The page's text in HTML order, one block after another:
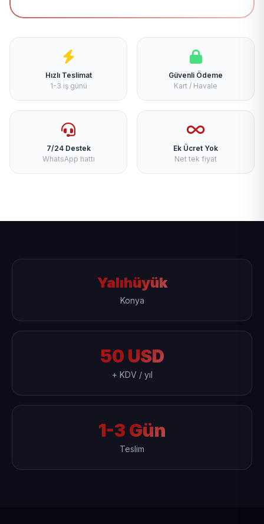
Hızlı Teslimat
1-3 iş günü
Güvenli Ödeme
Kart / Havale
7/24 Destek
WhatsApp hattı
Ek Ücret Yok
Net tek fiyat
Yalıhüyük
Konya
50 USD
+ KDV / yıl
1-3 Gün
Teslim